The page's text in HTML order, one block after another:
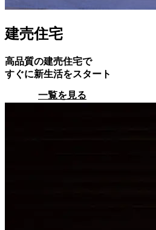
建売住宅
高品質の建売住宅で
すぐに新生活をスタート
一覧を見る